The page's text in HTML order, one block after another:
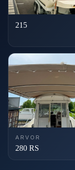
215
ARVOR
280 RS